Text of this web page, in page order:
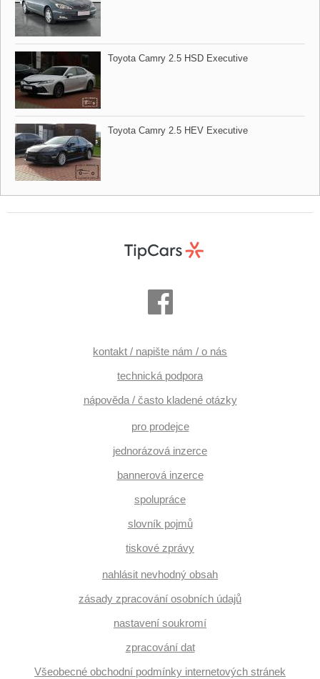
Toyota Camry 2.5 HSD Executive
Toyota Camry 2.5 HEV Executive
kontakt / napište nám / o nás
technická podpora
nápověda / často kladené otázky
pro prodejce
jednorázová inzerce
bannerová inzerce
spolupráce
slovník pojmů
tiskové zprávy
nahlásit nevhodný obsah
zásady zpracování osobních údajů
nastavení soukromí
zpracování dat
Všeobecné obchodní podmínky internetových stránek